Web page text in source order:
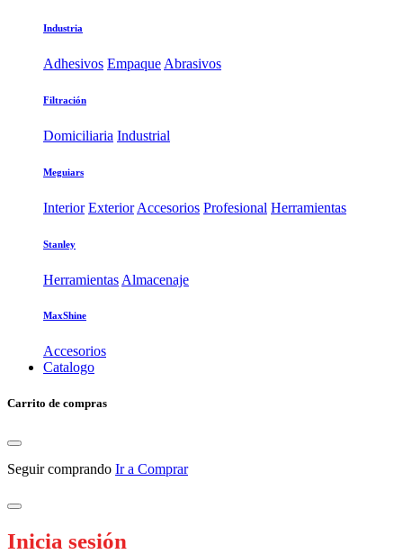
Industria
Adhesivos Empaque Abrasivos
Filtración
Domiciliaria Industrial
Meguiars
Interior Exterior Accesorios Profesional Herramientas
Stanley
Herramientas Almacenaje
MaxShine
Accesorios
Catalogo
Carrito de compras
Seguir comprando Ir a Comprar
Inicia sesión